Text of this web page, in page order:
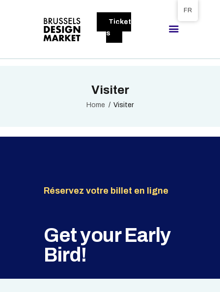
Ticket
s
Visiter
Home Visiter
BRUSSELS DESIGN MARKET
VISITEURS
EXPOSANTS
EXPOSER
Réservez votre billet en ligne
Get your Early
Bird!
FR